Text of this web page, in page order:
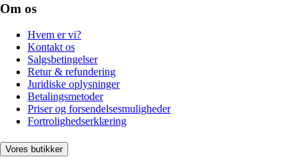
Om os
Hvem er vi?
Kontakt os
Salgsbetingelser
Retur & refundering
Juridiske oplysninger
Betalingsmetoder
Priser og forsendelsesmuligheder
Fortrolighedserklæring
Vores butikker